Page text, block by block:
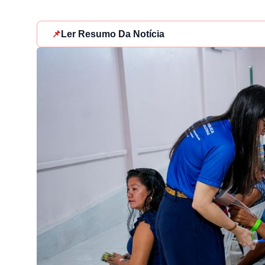
📌 Ler Resumo Da Notícia